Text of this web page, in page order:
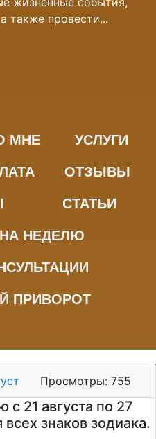
также провести...
МНЕ УСЛУГИ
ОТЗЫВЫ
СТАТЬИ
НЕДЕЛЮ
ПРИВОРОТ
Просмотры: 755
с 21 августа по 27
всех знаков зодиака.